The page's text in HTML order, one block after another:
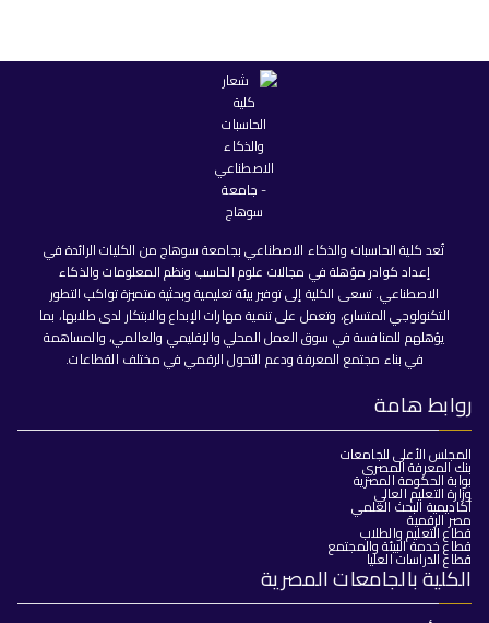
تُعد كلية الحاسبات والذكاء الاصطناعي بجامعة سوهاج من الكليات الرائدة في
إعداد كوادر مؤهلة في مجالات علوم الحاسب ونظم المعلومات والذكاء
الاصطناعي. تسعى الكلية إلى توفير بيئة تعليمية وبحثية متميزة تواكب التطور
التكنولوجي المتسارع، وتعمل على تنمية مهارات الإبداع والابتكار لدى طلابها، بما
يؤهلهم للمنافسة في سوق العمل المحلي والإقليمي والعالمي، والمساهمة
في بناء مجتمع المعرفة ودعم التحول الرقمي في مختلف القطاعات.
روابط هامة
المجلس الأعلى للجامعات
بنك المعرفة المصري
بوابة الحكومة المصرية
وزارة التعليم العالي
أكاديمية البحث العلمي
مصر الرقمية
قطاع التعليم والطلاب
قطاع خدمة البيئة والمجتمع
قطاع الدراسات العليا
الكلية بالجامعات المصرية